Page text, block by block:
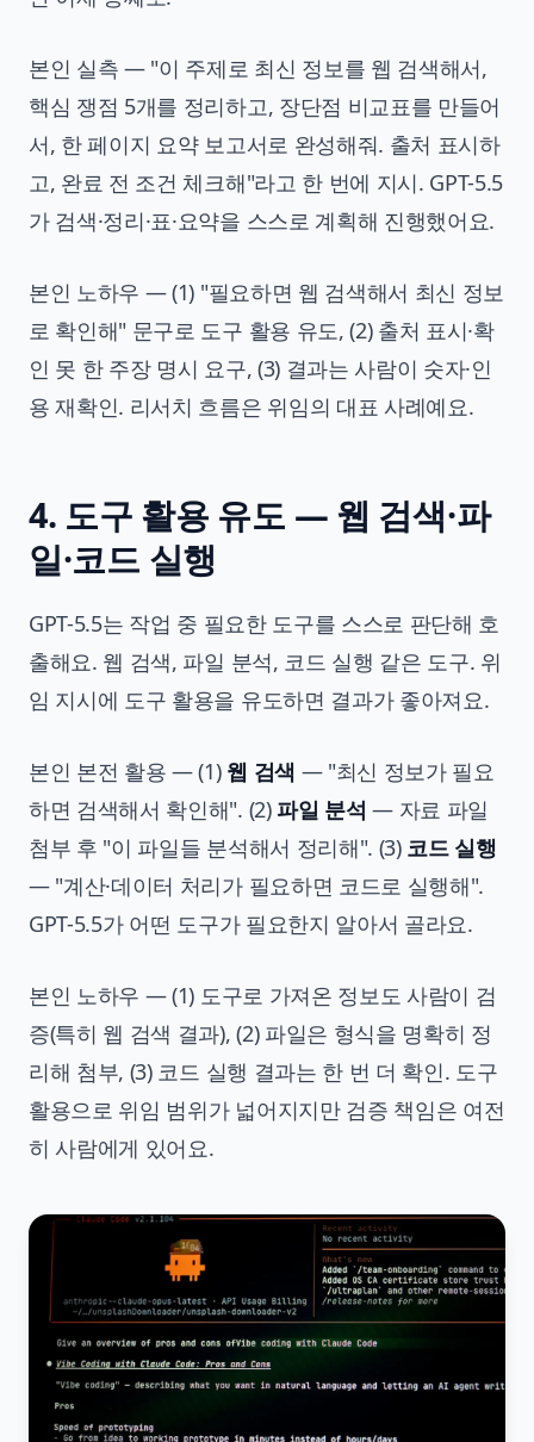
본인 실측 — "이 주제로 최신 정보를 웹 검색해서,
핵심 쟁점 5개를 정리하고, 장단점 비교표를 만들어
서, 한 페이지 요약 보고서로 완성해줘. 출처 표시하
고, 완료 전 조건 체크해"라고 한 번에 지시. GPT-5.5
가 검색·정리·표·요약을 스스로 계획해 진행했어요.
본인 노하우 — (1) "필요하면 웹 검색해서 최신 정보
로 확인해" 문구로 도구 활용 유도, (2) 출처 표시·확
인 못 한 주장 명시 요구, (3) 결과는 사람이 숫자·인
용 재확인. 리서치 흐름은 위임의 대표 사례예요.
4. 도구 활용 유도 — 웹 검색·파
일·코드 실행
GPT-5.5는 작업 중 필요한 도구를 스스로 판단해 호
출해요. 웹 검색, 파일 분석, 코드 실행 같은 도구. 위
임 지시에 도구 활용을 유도하면 결과가 좋아져요.
본인 본전 활용 — (1) 웹 검색 — "최신 정보가 필요
하면 검색해서 확인해". (2) 파일 분석 — 자료 파일
첨부 후 "이 파일들 분석해서 정리해". (3) 코드 실행
— "계산·데이터 처리가 필요하면 코드로 실행해".
GPT-5.5가 어떤 도구가 필요한지 알아서 골라요.
본인 노하우 — (1) 도구로 가져온 정보도 사람이 검
증(특히 웹 검색 결과), (2) 파일은 형식을 명확히 정
리해 첨부, (3) 코드 실행 결과는 한 번 더 확인. 도구
활용으로 위임 범위가 넓어지지만 검증 책임은 여전
히 사람에게 있어요.